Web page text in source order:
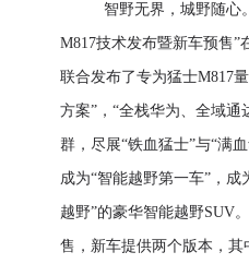
智野无界，城野随
M817技术发布暨新车预售”
联合发布了专为猛士M817
方案”，“全栈华为、全域
群，尽展“铁血猛士”与“满
成为“智能越野第一车”，
越野”的豪华智能越野SUV
售，新车提供两个版本，其